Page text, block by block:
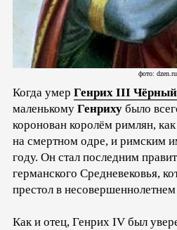
фото: dzen.ru
Когда умер Генрих III Чёрный
маленькому Генриху было
коронован королём римлян,
на смертном одре, и римским
году. Он стал последним
германского Средневековья,
престол в несовершеннолетнем
Как и отец, Генрих IV был